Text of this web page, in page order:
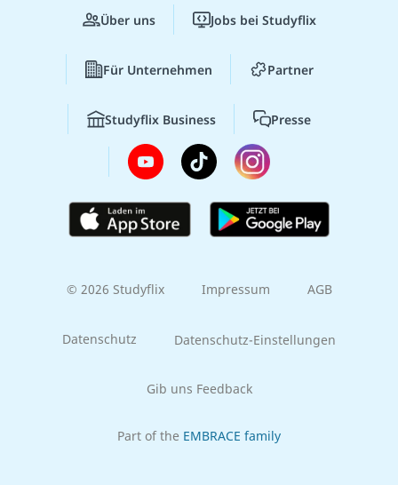
Über uns Jobs bei Studyflix
Für Unternehmen Partner
Studyflix Business Presse
© 2026 Studyflix Impressum AGB
Datenschutz Datenschutz-Einstellungen
Gib uns Feedback
Part of the EMBRACE family